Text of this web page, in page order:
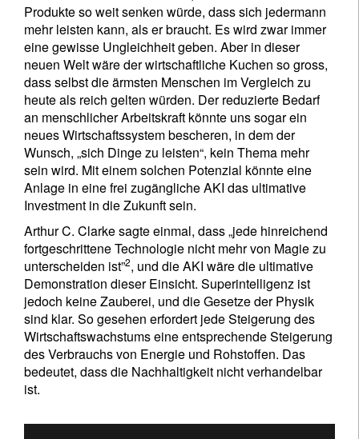
Produkte so weit senken würde, dass sich jedermann
mehr leisten kann, als er braucht. Es wird zwar immer
eine gewisse Ungleichheit geben. Aber in dieser
neuen Welt wäre der wirtschaftliche Kuchen so gross,
dass selbst die ärmsten Menschen im Vergleich zu
heute als reich gelten würden. Der reduzierte Bedarf
an menschlicher Arbeitskraft könnte uns sogar ein
neues Wirtschaftssystem bescheren, in dem der
Wunsch, „sich Dinge zu leisten“, kein Thema mehr
sein wird. Mit einem solchen Potenzial könnte eine
Anlage in eine frei zugängliche AKI das ultimative
Investment in die Zukunft sein.
Arthur C. Clarke sagte einmal, dass „jede hinreichend
fortgeschrittene Technologie nicht mehr von Magie zu
unterscheiden ist”2, und die AKI wäre die ultimative
Demonstration dieser Einsicht. Superintelligenz ist
jedoch keine Zauberei, und die Gesetze der Physik
sind klar. So gesehen erfordert jede Steigerung des
Wirtschaftswachstums eine entsprechende Steigerung
des Verbrauchs von Energie und Rohstoffen. Das
bedeutet, dass die Nachhaltigkeit nicht verhandelbar
ist.